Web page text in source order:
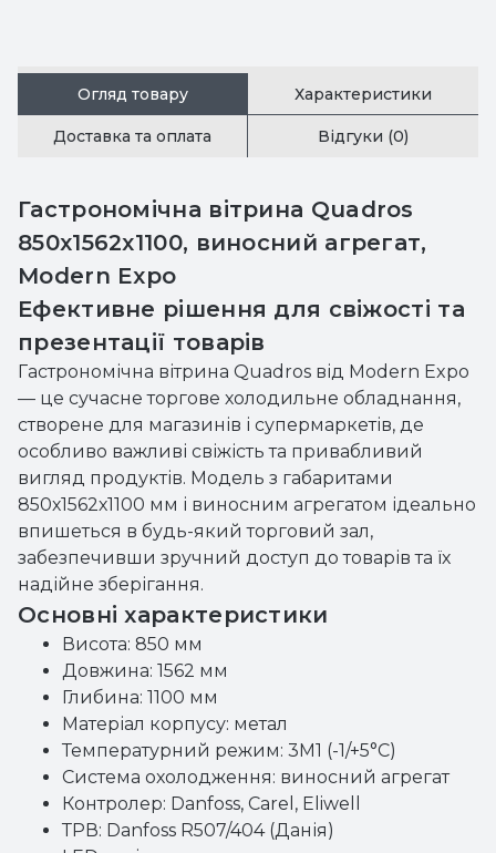
Огляд товару Характеристики
Доставка та оплата Відгуки (0)
Гастрономічна вітрина Quadros
850х1562х1100, виносний агрегат,
Modern Expo
Ефективне рішення для свіжості та
презентації товарів
Гастрономічна вітрина Quadros від Modern Expo
— це сучасне торгове холодильне обладнання,
створене для магазинів і супермаркетів, де
особливо важливі свіжість та привабливий
вигляд продуктів. Модель з габаритами
850х1562х1100 мм і виносним агрегатом ідеально
впишеться в будь-який торговий зал,
забезпечивши зручний доступ до товарів та їх
надійне зберігання.
Основні характеристики
Висота: 850 мм
Довжина: 1562 мм
Глибина: 1100 мм
Матеріал корпусу: метал
Температурний режим: 3M1 (-1/+5°C)
Система охолодження: виносний агрегат
Контролер: Danfoss, Carel, Eliwell
ТРВ: Danfoss R507/404 (Данія)